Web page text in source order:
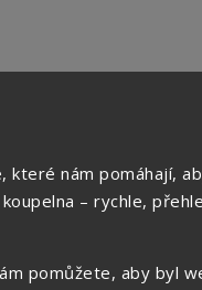
které nám pomáhají,
– rychle,
pomůžete, aby byl